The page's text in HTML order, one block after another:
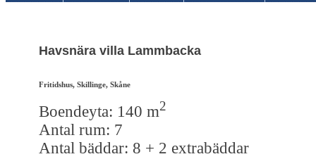
Havsnära villa Lammbacka
Fritidshus, Skillinge, Skåne
Boendeyta: 140 m2
Antal rum: 7
Antal bäddar: 8 + 2 extrabäddar